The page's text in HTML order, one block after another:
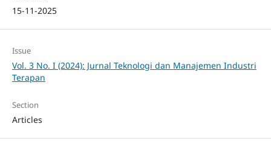
15-11-2025
Issue
Vol. 3 No. I (2024): Jurnal Teknologi dan Manajemen Industri
Terapan
Section
Articles